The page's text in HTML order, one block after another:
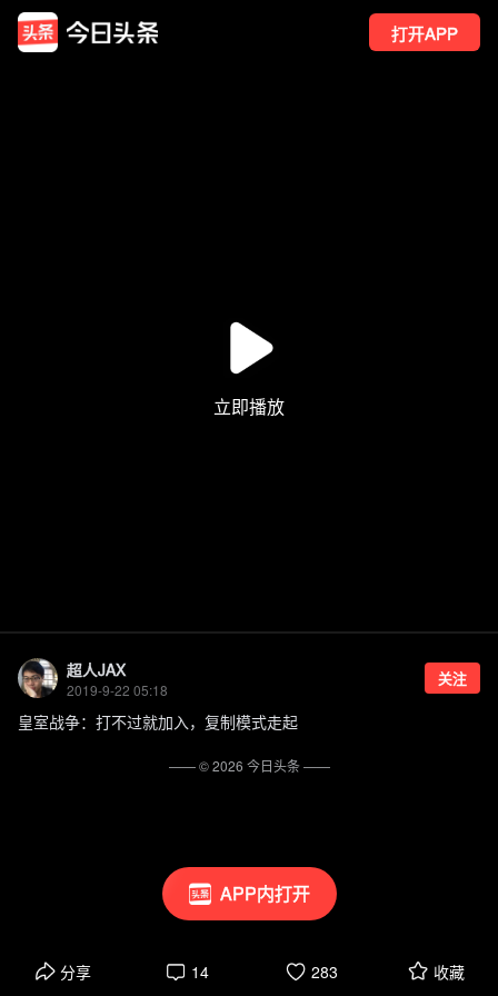
打开APP
APP内打开
超人JAX
2019-9-22 05:18
关注
皇室战争：打不过就加入，复制模式走起
分享 14 283 收藏
—— ©2026 今日头条——